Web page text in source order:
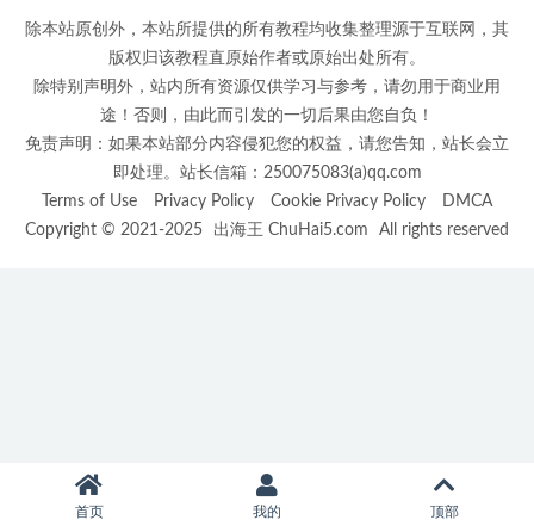
除本站原创外，本站所提供的所有教程均收集整理源于互联网，其
版权归该教程直原始作者或原始出处所有。
除特别声明外，站内所有资源仅供学习与参考，请勿用于商业用
途！否则，由此而引发的一切后果由您自负！
免责声明：如果本站部分内容侵犯您的权益，请您告知，站长会立
即处理。站长信箱：250075083(a)qq.com
Terms of Use
Privacy Policy Cookie Privacy Policy
DMCA
Copyright © 2021-2025
出海王 ChuHai5.com All rights reserved
首页 我的 顶部